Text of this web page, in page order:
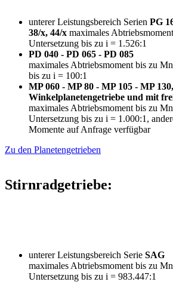
unterer Leistungsbereich Serien PG
38/x, 44/x maximales
Untersetzung bis zu i = 1.526:1
PD 040 - PD 065 - PD 085
maximales Abtriebsmoment bis zu
bis zu i = 100:1
MP 060 - MP 80 - MP 105 - MP
Winkelplanetengetriebe und mit
maximales Abtriebsmoment bis zu
Untersetzung bis zu i = 1.000:1,
Momente auf Anfrage verfügbar
Zu den Planetengetrieben
Stirnradgetriebe:
unterer Leistungsbereich Serie SAG
maximales Abtriebsmoment bis zu
Untersetzung bis zu i = 983.447:1